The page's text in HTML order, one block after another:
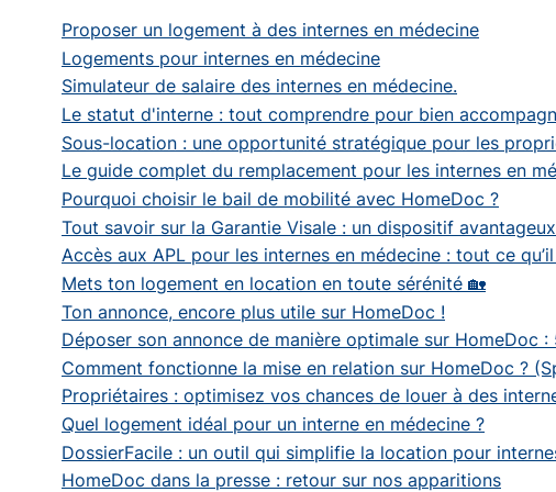
Proposer un logement à des internes en médecine
Logements pour internes en médecine
Simulateur de salaire des internes en médecine.
Le statut d'interne : tout comprendre pour bien
Sous-location : une opportunité stratégique pour les
Le guide complet du remplacement pour les internes en
Pourquoi choisir le bail de mobilité avec HomeDoc ?
Tout savoir sur la Garantie Visale : un dispositif
Accès aux APL pour les internes en médecine : tout ce
Mets ton logement en location en toute sérénité 🏡
Ton annonce, encore plus utile sur HomeDoc !
Déposer son annonce de manière optimale sur HomeDoc
Comment fonctionne la mise en relation sur HomeDoc ?
Propriétaires : optimisez vos chances de louer à des
Quel logement idéal pour un interne en médecine ?
DossierFacile : un outil qui simplifie la location pour
HomeDoc dans la presse : retour sur nos apparitions